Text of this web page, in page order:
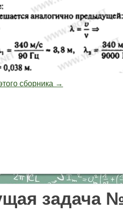
сборника →
задача